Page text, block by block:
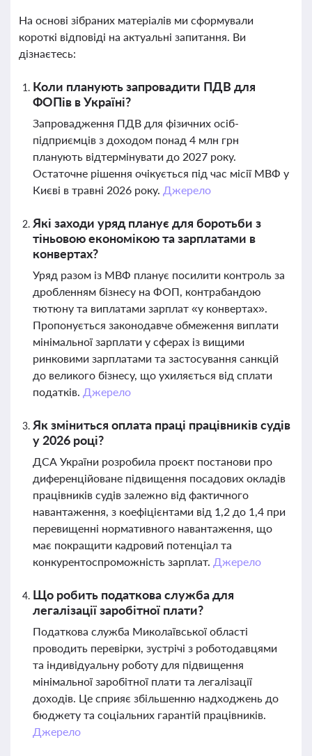
На основі зібраних матеріалів ми сформували
короткі відповіді на актуальні запитання. Ви
дізнаєтесь:
Коли планують запровадити ПДВ для
ФОПів в Україні?
Запровадження ПДВ для фізичних осіб-
підприємців з доходом понад 4 млн грн
планують відтермінувати до 2027 року.
Остаточне рішення очікується під час місії МВФ у
Києві в травні 2026 року. Джерело
Які заходи уряд планує для боротьби з
тіньовою економікою та зарплатами в
конвертах?
Уряд разом із МВФ планує посилити контроль за
дробленням бізнесу на ФОП, контрабандою
тютюну та виплатами зарплат «у конвертах».
Пропонується законодавче обмеження виплати
мінімальної зарплати у сферах із вищими
ринковими зарплатами та застосування санкцій
до великого бізнесу, що ухиляється від сплати
податків. Джерело
Як зміниться оплата праці працівників судів
у 2026 році?
ДСА України розробила проєкт постанови про
диференційоване підвищення посадових окладів
працівників судів залежно від фактичного
навантаження, з коефіцієнтами від 1,2 до 1,4 при
перевищенні нормативного навантаження, що
має покращити кадровий потенціал та
конкурентоспроможність зарплат. Джерело
Що робить податкова служба для
легалізації заробітної плати?
Податкова служба Миколаївської області
проводить перевірки, зустрічі з роботодавцями
та індивідуальну роботу для підвищення
мінімальної заробітної плати та легалізації
доходів. Це сприяє збільшенню надходжень до
бюджету та соціальних гарантій працівників.
Джерело